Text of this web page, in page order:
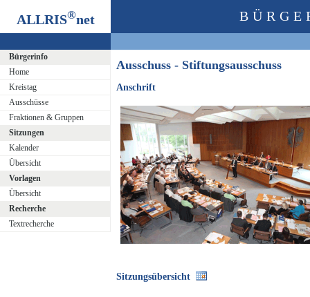
ALLRIS®net
Bürgerinfo
Home
Kreistag
Ausschüsse
Fraktionen & Gruppen
Sitzungen
Kalender
Übersicht
Vorlagen
Übersicht
Recherche
Textrecherche
Ausschuss - Stiftungsausschuss
Anschrift
Sitzungsübersicht